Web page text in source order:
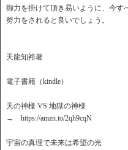
御力を掛けて頂き易いように、今す
努力をされると良いでしょう。
天龍知裕著
電子書籍（kindle）
天の神様 VS 地獄の神様
→ https://amzn.to/2qh9cqN
宇宙の真理で未来は希望の光